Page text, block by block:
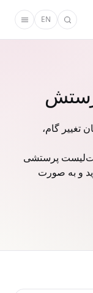
EN
تغییر گام،
سِت‌لیست پرستشی
و به صورت